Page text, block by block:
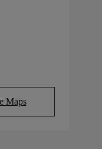
Maps
tab)